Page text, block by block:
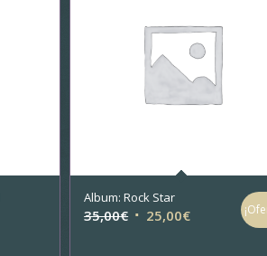
Album: Rock Star
35,00€ El 25,00€El